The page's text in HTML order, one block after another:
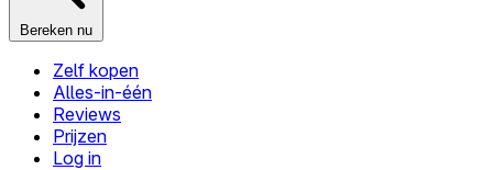
Bereken nu
Zelf kopen
Alles-in-één
Reviews
Prijzen
Log in